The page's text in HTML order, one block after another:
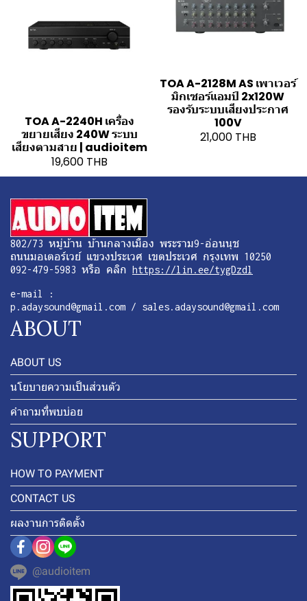
TOA A-2240H เครื่อง
ขยายเสียง 240W ระบบ
เสียงตามสาย | audioitem
19,600 THB
TOA A-2128M AS เพาเวอร์
มิกเซอร์แอมป์ 2x120W
รองรับระบบเสียงประกาศ
100V
21,000 THB
802/73 หมู่บ้าน บ้านกลางเมือง พระราม9-อ่อนนุช
ถนนมอเตอร์เวย์ แขวงประเวศ เขตประเวศ กรุงเทพ 10250
092-479-5983 หรือ คลิก https://lin.ee/tygDzdl
e-mail :
p.adaysound@gmail.com / sales.adaysound@gmail.com
ABOUT
ABOUT US
นโยบายความเป็นส่วนตัว
คำถามที่พบบ่อย
SUPPORT
HOW TO PAYMENT
CONTACT US
ผลงานการติดตั้ง
@audioitem